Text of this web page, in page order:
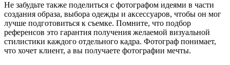
Не забудьте также поделиться с фотографом идеями в части
создания образа, выбора одежды и аксессуаров, чтобы он мог
лучше подготовиться к съемке. Помните, что подбор
референсов это гарантия получения желаемой визуальной
стилистики каждого отдельного кадра. Фотограф понимает,
что хочет клиент, а вы получаете фотографии мечты.